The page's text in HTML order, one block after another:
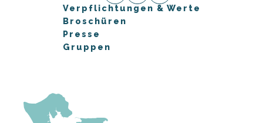
Verpflichtungen & Werte
Broschüren
Presse
Gruppen